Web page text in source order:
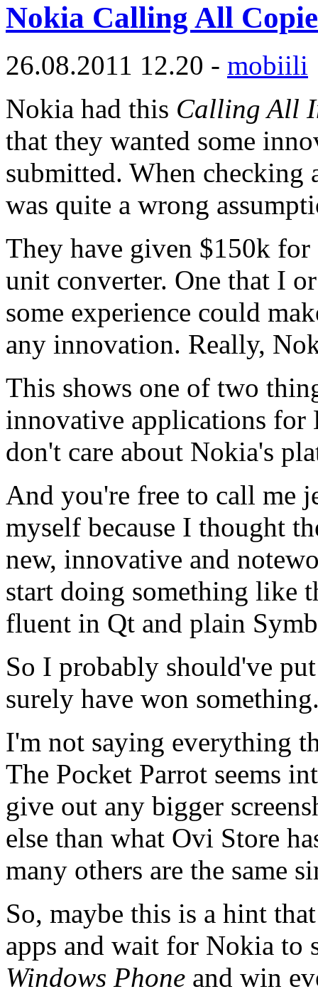
Nokia Calling All
26.08.2011 12.20 - mobiili
Nokia had this Calling All
that they wanted some
submitted. When checking
was quite a wrong
They have given $150k
unit converter. One that I
some experience could
any innovation. Really,
This shows one of two
innovative applications for
don't care about Nokia's
And you're free to call me
myself because I thought
new, innovative and
start doing something like
fluent in Qt and plain
So I probably should've
surely have won
I'm not saying everything
The Pocket Parrot seems
give out any bigger
else than what Ovi Store
many others are the same
So, maybe this is a hint
apps and wait for Nokia to
Windows Phone and win